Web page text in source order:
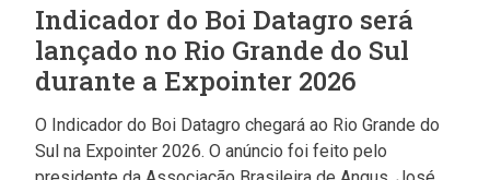
Indicador do Boi Datagro será
lançado no Rio Grande do Sul
durante a Expointer 2026
O Indicador do Boi Datagro chegará ao Rio Grande do
Sul na Expointer 2026. O anúncio foi feito pelo